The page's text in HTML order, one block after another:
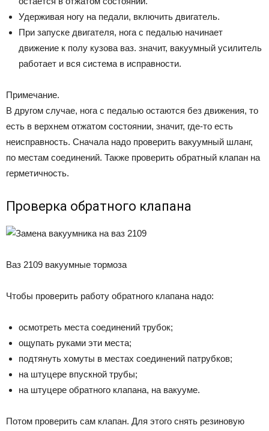
Удерживая ногу на педали, включить двигатель.
При запуске двигателя, нога с педалью начинает
движение к полу кузова ваз. значит, вакуумный усилитель
работает и вся система в исправности.
Примечание.
В другом случае, нога с педалью остаются без движения, то
есть в верхнем отжатом состоянии, значит, где-то есть
неисправность. Сначала надо проверить вакуумный шланг,
по местам соединений. Также проверить обратный клапан на
герметичность.
Проверка обратного клапана
Ваз 2109 вакуумные тормоза
Чтобы проверить работу обратного клапана надо:
осмотреть места соединений трубок;
ощупать руками эти места;
подтянуть хомуты в местах соединений патрубков;
на штуцере впускной трубы;
на штуцере обратного клапана, на вакууме.
Потом проверить сам клапан. Для этого снять резиновую